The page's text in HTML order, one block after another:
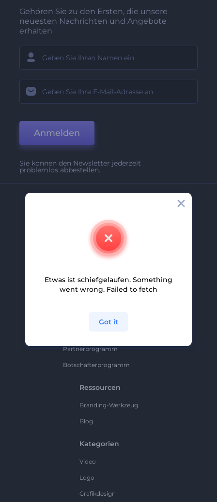
Gehören Sie zu den Ersten, die unsere
neuesten Nachrichten und Angebote
erhalten
Anmelden
Sie können den Newsletter jederzeit
problemlos abbestellen.
Partnerprogramm
Partnerprogramm
Botschafterprogramm
Ressourcen
Branding-Werkzeug
Blog
Kategorien
Video
Logo
Grafikdesign
Etwas ist schiefgelaufen. Something
went wrong. Failed to fetch
Got it